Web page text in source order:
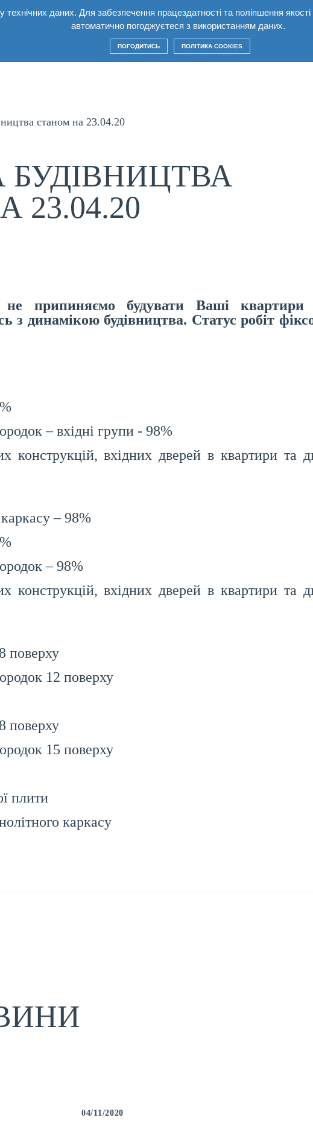
технічних даних. Для забезпечення працездатності та поліпшення
автоматично погоджуєтеся з використанням даних.
ПОГОДИТИСЬ ПОЛІТИКА COOKIES
комплекс Квартири Умови Будівництво
станом на 23.04.20
припиняємо будувати Ваші квартири
з динамікою будівництва. Статус робіт
– вхідні групи - 98%
конструкцій, вхідних дверей в квартири та
– 98%
– 98%
конструкцій, вхідних дверей в квартири та
поверху
12 поверху
поверху
15 поверху
плити
каркасу
04/11/2020